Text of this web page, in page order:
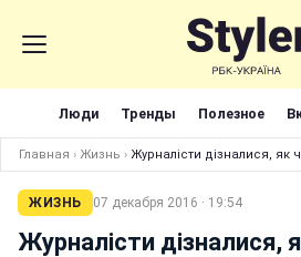
Люди Тренды Полезное
Главная › Жизнь › Журналісти дізналися, як
ЖИЗНЬ 07 декабря 2016 · 19:54
Журналісти дізналися,